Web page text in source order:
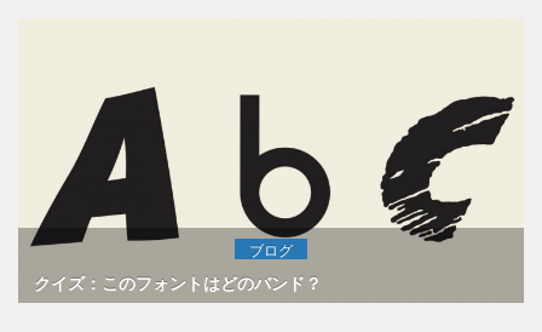
ブログ
クイズ：このフォントはどのバンド？